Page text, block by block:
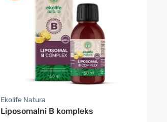
Ekolife Natura
Liposomalni B kompleks